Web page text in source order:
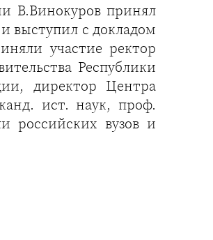
В.Винокуров принял
выступил с докладом
участие ректор
Республики
директор Центра
ист. наук, проф.
российских вузов и